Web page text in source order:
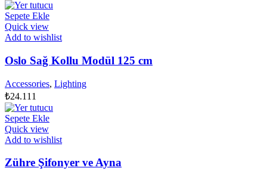
Sepete Ekle
Quick view
Add to wishlist
Oslo Sağ Kollu Modül 125 cm
Accessories, Lighting
₺24.111
Sepete Ekle
Quick view
Add to wishlist
Zühre Şifonyer ve Ayna